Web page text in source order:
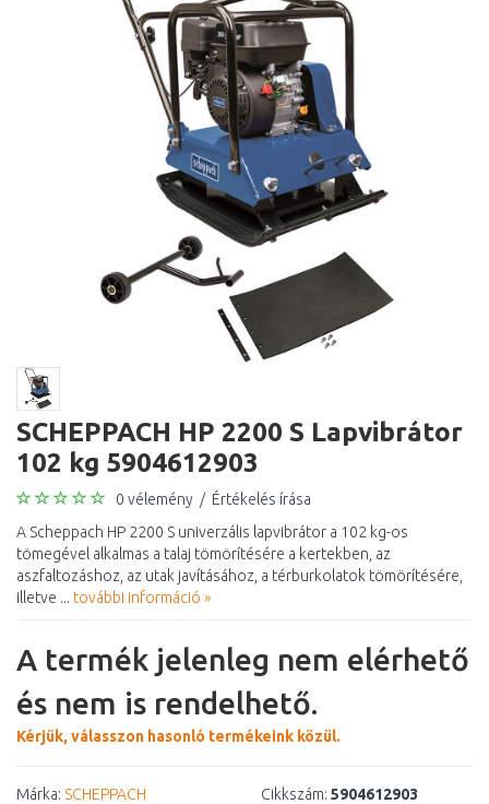
SCHEPPACH HP 2200 S Lapvibrátor
102 kg 5904612903
0 vélemény / Értékelés írása
A Scheppach HP 2200 S univerzális lapvibrátor a 102 kg-os
tömegével alkalmas a talaj tömörítésére a kertekben, az
aszfaltozáshoz, az utak javításához, a térburkolatok tömörítésére,
illetve ... további információ »
A termék jelenleg nem elérhető
és nem is rendelhető.
Kérjük, válasszon hasonló termékeink közül.
Márka: SCHEPPACH Cikkszám: 5904612903